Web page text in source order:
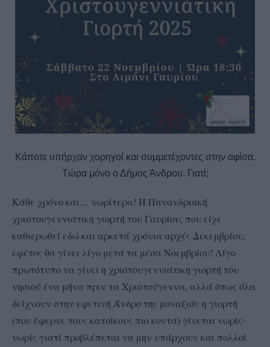
Κάποτε υπήρχαν χορηγοί και συμμετέχοντες στην αφίσα.
Τώρα μόνο ο Δήμος Άνδρου. Γιατί;
Κάθε χρόνο και… νωρίτερα! Η Πανανδριακή
χριστουγεννιάτικη γιορτή του Γαυρίου, που είχε
καθιερωθεί εδώ και αρκετά χρόνια αρχές Δεκεμβρίου,
εφέτος θα γίνει λίγο μετά τα μέσα Νοεμβρίου! Λίγο
πρωτότυπο να γίνει η χριστουγεννιάτικη γιορτή του
νησιού ένα μήνα πριν τα Χριστούγεννα, αλλά όπως όλα
δείχνουν στην εφετινή Άνδρο της μοναξιάς η γιορτή
(που έφερνε τους κατοίκους πιο κοντά) γίνεται νωρίς-
νωρίς γιατί προβλέπεται να μην υπάρχουν και πολλοί